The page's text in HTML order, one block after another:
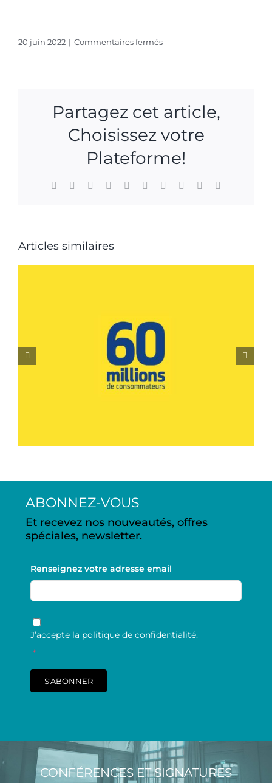
20 juin 2022 | Commentaires ferméssur
BFMTV
17
2022
Ile
France
Partagez cet article,
Choisissez votre
Plateforme!
Facebook Reddit LinkedInWhatsApp
TumblrPinterest Xing
Articles similaires
60 millions de
consommateurs –
Stéphane Malandain –
ABONNEZ-VOUS
Et recevez nos nouveautés, offres
spéciales, newsletter.
Renseignez votre adresse email
RGPD
J’accepte la politique de confidentialité.
*
S'ABONNER
CONFÉRENCES ET SIGNATURES